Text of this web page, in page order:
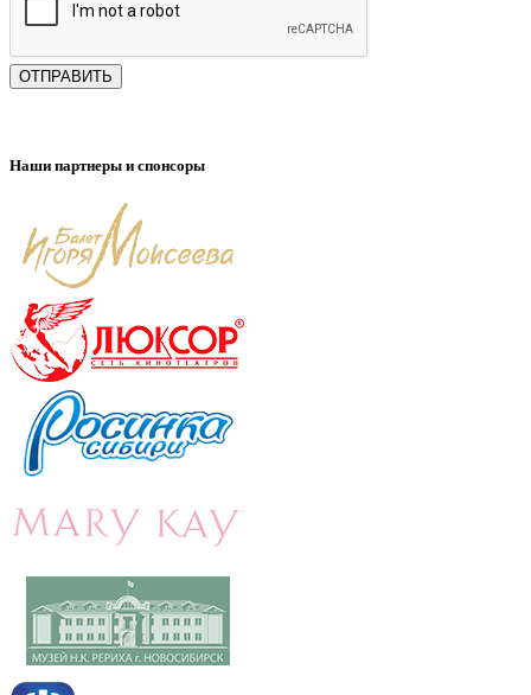
ОТПРАВИТЬ
Наши партнеры и спонсоры